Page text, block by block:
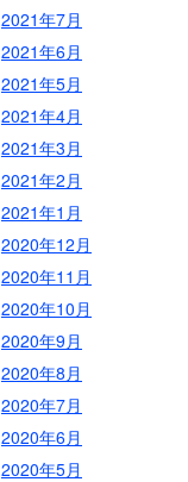
2021年7月
2021年6月
2021年5月
2021年4月
2021年3月
2021年2月
2021年1月
2020年12月
2020年11月
2020年10月
2020年9月
2020年8月
2020年7月
2020年6月
2020年5月